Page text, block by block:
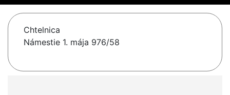
Chtelnica
Námestie 1. mája 976/58